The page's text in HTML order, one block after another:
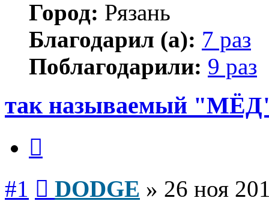
Город: Рязань
Благодарил (а): 7 раз
Поблагодарили: 9 раз
так называемый
#1 DODGE » 26 ноя